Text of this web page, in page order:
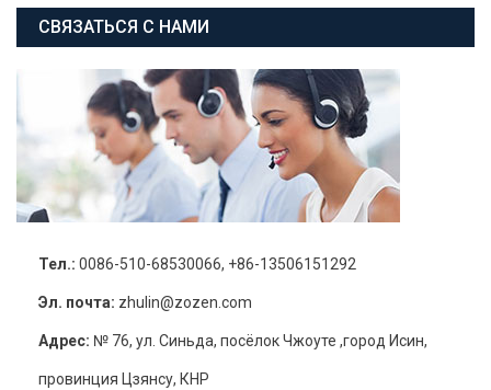
СВЯЗАТЬСЯ С НАМИ
Тел.: 0086-510-68530066, +86-13506151292
Эл. почта: zhulin@zozen.com
Адрес: № 76, ул. Синьда, посёлок Чжоуте ,город Исин,
провинция Цзянсу, КНР